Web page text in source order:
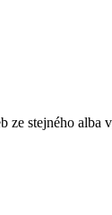
ze stejného alba